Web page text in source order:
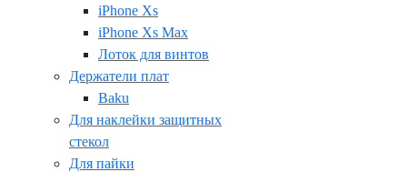
iPhone Xs
iPhone Xs Max
Лоток для винтов
Держатели плат
Baku
Для наклейки защитных
стекол
Для пайки